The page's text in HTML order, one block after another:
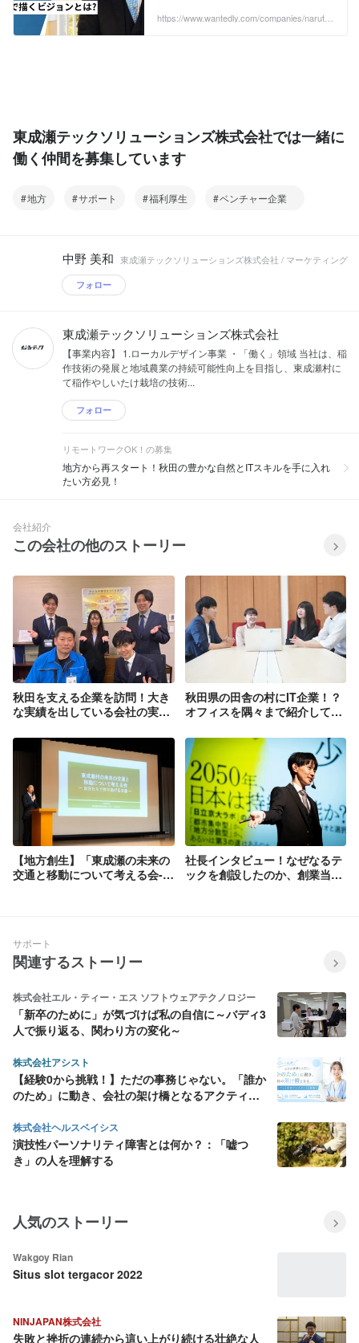
ろ」の横荒木蟹男（よこあらきかにお）
https://www.wantedly.com/companies/narutec
東成瀬テックソリューションズ株式会社では一緒に
働く仲間を募集しています
地方 サポート 福利厚生 ベンチャー企業
中野 美和 東成瀬テックソリューションズ株式会社 / マーケティング
フォロー
東成瀬テックソリューションズ株式会社
【事業内容】 1.ローカルデザイン事業 ・「働く」領域 当社は、稲
作技術の発展と地域農業の持続可能性向上を目指し、東成瀬村に
て稲作やしいたけ栽培の技術...
フォロー
リモートワークOK！の募集
地方から再スタート！秋田の豊かな自然とITスキルを手に入れ
たい方必見！
会社紹介
この会社の他のストーリー
秋田を支える企業を訪問！大き
な実績を出している会社の実態
秋田県の田舎の村にIT企業！？
オフィスを隅々まで紹介してみ
【地方創生】「東成瀬の未来の
交通と移動について考える会-自
社長インタビュー！なぜなるテ
ックを創設したのか、創業当時
サポート
関連するストーリー
株式会社エル・ティー・エス ソフトウェアテクノロジー
「新卒のために」が気づけば私の自信に～バディ3
人で振り返る、関わり方の変化～
株式会社アシスト
【経験0から挑戦！】ただの事務じゃない。「誰か
のため」に動き、会社の架け橋となるアクティブ
株式会社ヘルスベイシス
演技性パーソナリティ障害とは何か？：「嘘つ
き」の人を理解する
人気のストーリー
Wakgoy Rian
Situs slot tergacor 2022
NINJAPAN株式会社
失敗と挫折の連続から這い上がり続ける壮絶な人